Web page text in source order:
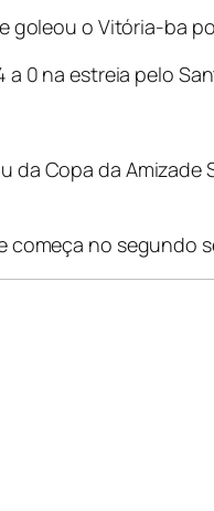
goleou o Vitória-ba
0 na estreia pelo
da Copa da
começa no segundo